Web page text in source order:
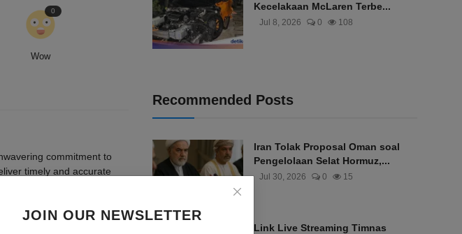
JOIN OUR NEWSLETTER
Wow
0
commitment to
timely and accurate
Kecelakaan McLaren Terbe...
Jul 8, 2026 0 108
Recommended Posts
Iran Tolak Proposal Oman soal
Pengelolaan Selat Hormuz,...
Jul 30, 2026 0 15
Link Live Streaming Timnas